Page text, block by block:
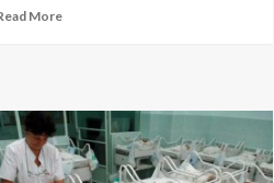
More